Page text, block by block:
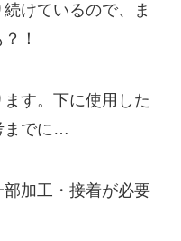
けているので、ま
！
す。下に使用した
までに…
加工・接着が必要